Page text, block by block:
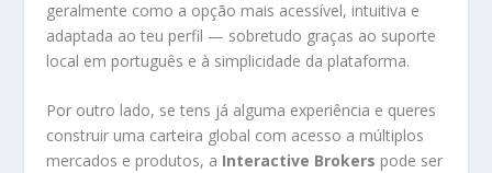
geralmente como a opção mais acessível, intuitiva e
adaptada ao teu perfil — sobretudo graças ao suporte
local em português e à simplicidade da plataforma.
Por outro lado, se tens já alguma experiência e queres
construir uma carteira global com acesso a múltiplos
mercados e produtos, a Interactive Brokers pode ser